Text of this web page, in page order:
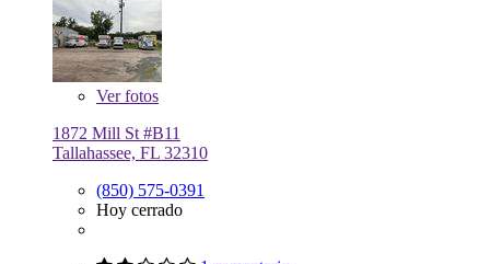
Verfotos
1872 Mill St #B11
Tallahassee, FL 32310
(850) 575-0391
Hoy cerrado